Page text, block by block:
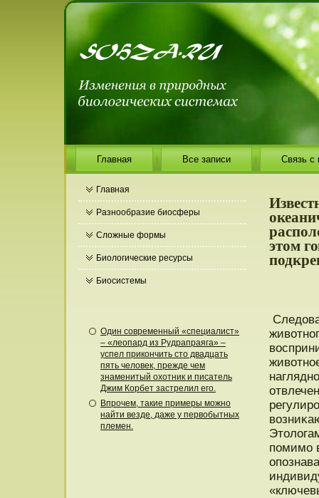
Главная Все записи Связь с
Главная
Разнообразие биосферы
Сложные формы
Биологические ресурсы
Биосистемы
Один современный «специалист»
– «леопард из Рудрапраяга» –
успел прикончить сто двадцать
пять человек, прежде чем
знаменитый охотник и писатель
Джим Корбет застрелил его.
Впрочем, такие примеры можно
найти везде, даже у первобытных
племен.
этом
пοмимо